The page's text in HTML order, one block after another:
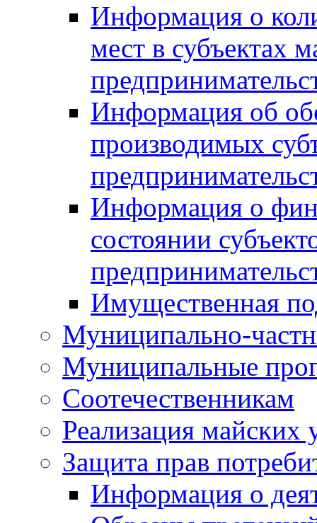
Информация о
мест в субъектах
Информация об
производимых
Информация о
состоянии
Имущественная
Муниципально-
Муниципальные
Соотечественникам
Реализация майских
Защита прав
Информация о